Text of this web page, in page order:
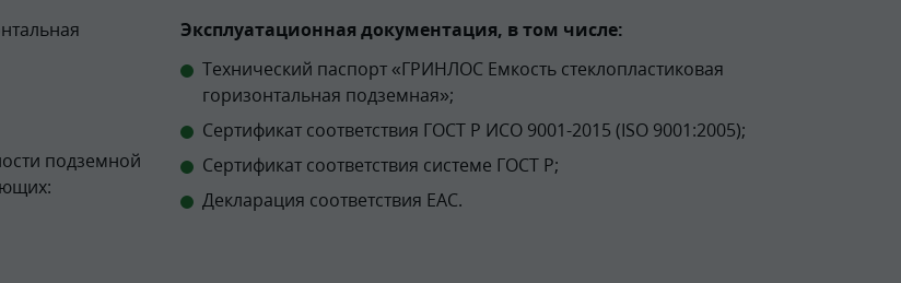
подземной
Эксплуатационная документация, в том числе:
Технический паспорт «ГРИНЛОС Емкость стеклопластиковая
горизонтальная подземная»;
Сертификат соответствия ГОСТ Р ИСО 9001-2015 (ISO 9001:2005);
Сертификат соответствия системе ГОСТ Р;
Декларация соответствия EAC.